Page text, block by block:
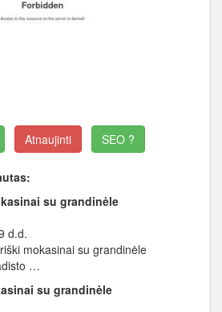
Atnaujinti SEO ?
su grandinėle
d.d.
mokasinai su grandinėle
…
su grandinėle